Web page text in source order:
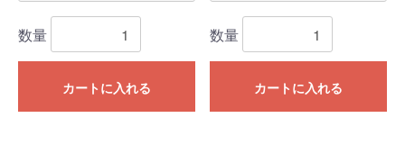
数量
カートに入れる
数量
カートに入れる